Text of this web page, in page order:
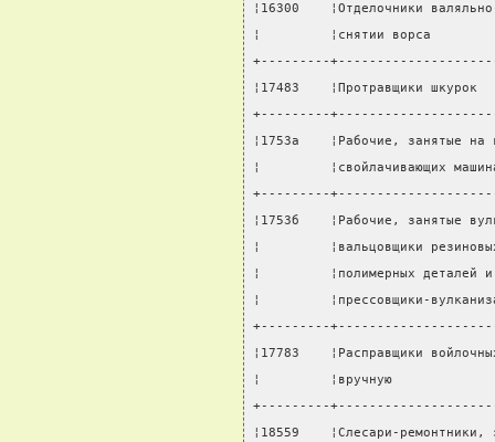
¦16300    ¦Отделочники
¦         ¦снятии ворса
+---------
¦17483    ¦Протравщики
+---------
¦1753а    ¦Рабочие, занятые на
¦
+---------
¦1753б    ¦Рабочие, занятые
¦         ¦вальцовщики
¦         ¦полимерных
¦         ¦прессовщики-
+---------
¦17783    ¦Расправщики
¦         ¦вручную
+---------
¦18559    ¦Слесари-